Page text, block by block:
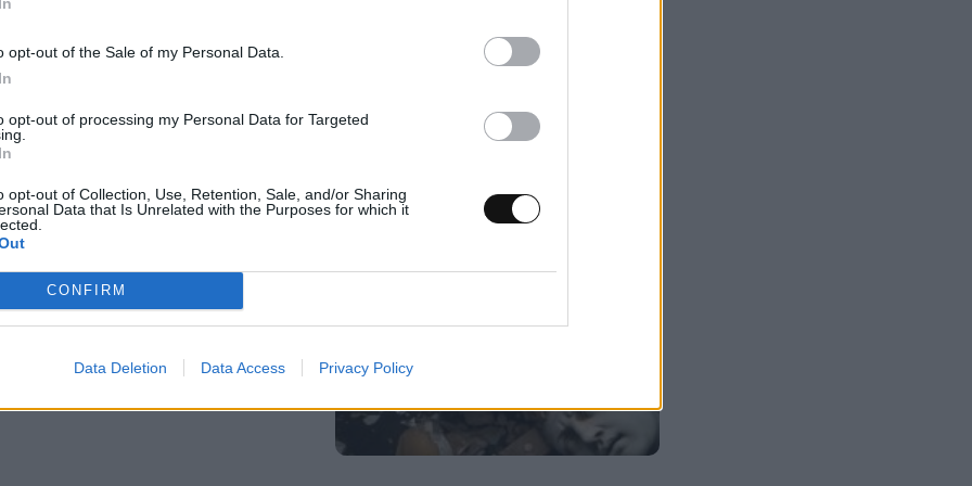
opt-out of the Sale of my Personal Data.
opt-out of processing my Personal Data for Targeted
opt-out of Collection, Use, Retention, Sale, and/or Sharing
Data that Is Unrelated with the Purposes for which it
CONFIRM
Data Deletion Data Access Privacy Policy
εφοδιασμού του npm:
δημοφιλές πακέτο Keyv με
05/08/2026
την ελληνική
να απαντήσεις σωστά και